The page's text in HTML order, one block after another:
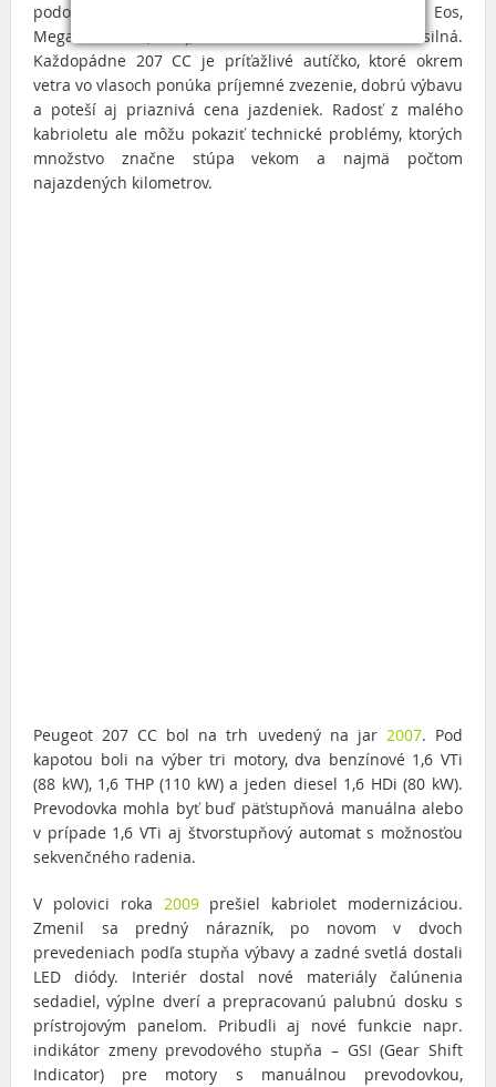
podobnými modelmi (Colt CZC, Tigra Twin Top, Eos,
Megane Cabrio, atď.), obľuba na trhu už nebola tak silná.
Každopádne 207 CC je príťažlivé autíčko, ktoré okrem
vetra vo vlasoch ponúka príjemné zvezenie, dobrú výbavu
a poteší aj priaznivá cena jazdeniek. Radosť z malého
kabrioletu ale môžu pokaziť technické problémy, ktorých
množstvo značne stúpa vekom a najmä počtom
najazdených kilometrov.
Peugeot 207 CC bol na trh uvedený na jar 2007. Pod
kapotou boli na výber tri motory, dva benzínové 1,6 VTi
(88 kW), 1,6 THP (110 kW) a jeden diesel 1,6 HDi (80 kW).
Prevodovka mohla byť buď päťstupňová manuálna alebo
v prípade 1,6 VTi aj štvorstupňový automat s možnosťou
sekvenčného radenia.
V polovici roka 2009prešiel kabriolet modernizáciou.
Zmenil sa predný nárazník, po novom v dvoch
prevedeniach podľa stupňa výbavy a zadné svetlá dostali
LED diódy. Interiér dostal nové materiály čalúnenia
sedadiel, výplne dverí a prepracovanú palubnú dosku s
prístrojovým panelom. Pribudli aj nové funkcie napr.
indikátor zmeny prevodového stupňa – GSI (Gear Shift
Indicator) pre motory s manuálnou prevodovkou,